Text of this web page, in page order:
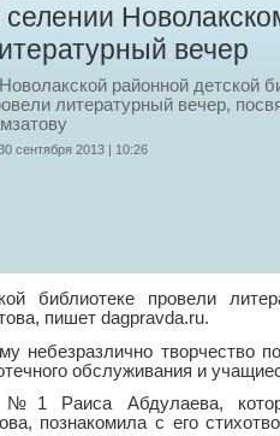
селении
вечер
районной детской
литературный вечер,
сентября 2013 | 10:26
библиотеке провели
пишет dagpravda.ru.
небезразлично творчество
обслуживания и
Раиса Абдулаева,
познакомила с его